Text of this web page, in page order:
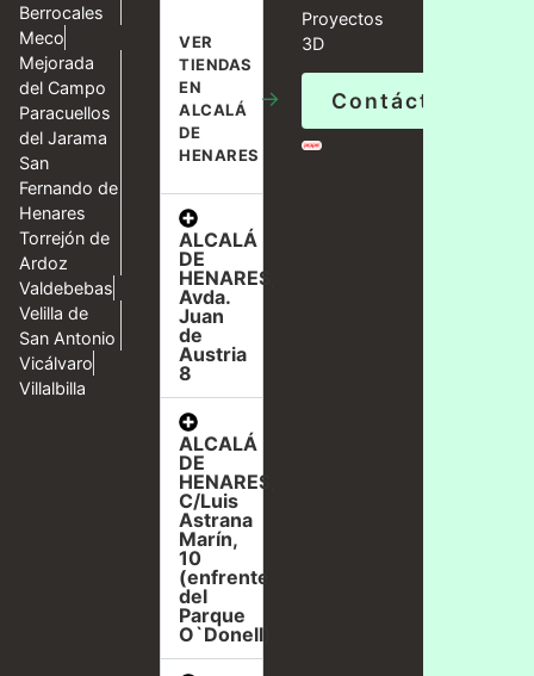
Berrocales
Meco
Mejorada
del Campo
Paracuellos
del Jarama
San
Fernando de
Henares
Torrejón de
Ardoz
Valdebebas
Velilla de
San Antonio
Vicálvaro
Villalbilla
VER
TIENDAS
EN
ALCALÁ
DE
HENARES
→
ALCALÁ
DE
HENARES,
Avda.
Juan
de
Austria
8
ALCALÁ
DE
HENARES,
C/Luis
Astrana
Marín,
10
(enfrente
del
Parque
O`Donell)
Proyectos
3D
Contáctanos